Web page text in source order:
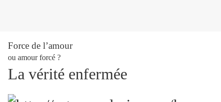
Force de l’amour
ou amour forcé ?
La vérité enfermée